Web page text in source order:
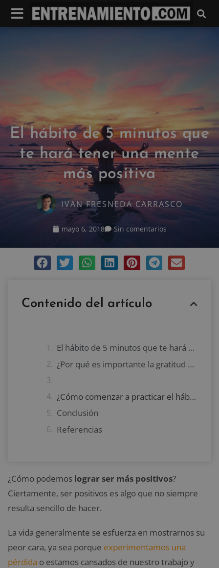
El hábito de 5 minutos que
te hará tener una mente
más positiva
IVAN FRESNEDA CARRASCO
mayo 6, 2018 Sin comentarios
Contenido del artículo
El hábito de 5 minutos que te hará más positivo
¿Por qué es importante la gratitud para ser positivo?
¿Cómo comenzar a practicar el hábito de la gratitud?
Conclusión
Referencias
¿Cómo podemos lograr ser más positivos?
Ciertamente, ser positivos es algo que no siempre
resulta sencillo de hacer.
La vida generalmente se esfuerza en mostrarnos su
peor cara, ya sea porque experimentamos una
pérdida o estamos cansados de nuestro trabajo y